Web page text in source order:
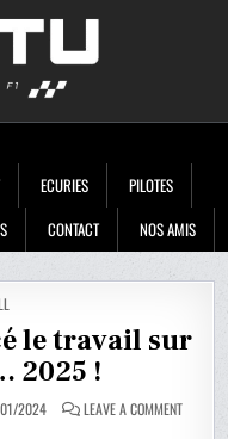
ECURIES
PILOTES
CONTACT NOS AMIS
le travail sur
2025 !
2024 LEAVE A COMMENTON